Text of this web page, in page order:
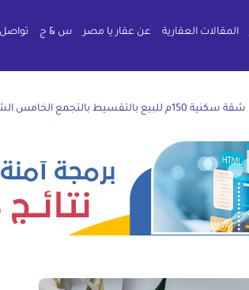
المقالات العقارية عن عقار يا مصر س & ج
شقة سكنية 150م للبيع بالتقسيط بالتجمع الخامس الشويفات القاهرة